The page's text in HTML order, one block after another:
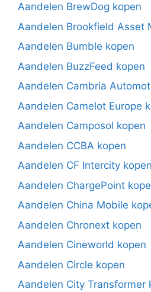
Aandelen BrewDog kopen
Aandelen Brookfield Asset
Aandelen Bumble kopen
Aandelen BuzzFeed kopen
Aandelen Cambria
Aandelen Camelot Europe
Aandelen Camposol kopen
Aandelen CCBA kopen
Aandelen CF Intercity kopen
Aandelen ChargePoint
Aandelen China Mobile
Aandelen Chronext kopen
Aandelen Cineworld kopen
Aandelen Circle kopen
Aandelen City Transformer